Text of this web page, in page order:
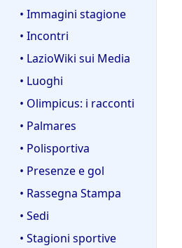
• Immagini stagione
• Incontri
• LazioWiki sui Media
• Luoghi
• Olimpicus: i racconti
• Palmares
• Polisportiva
• Presenze e gol
• Rassegna Stampa
• Sedi
• Stagioni sportive